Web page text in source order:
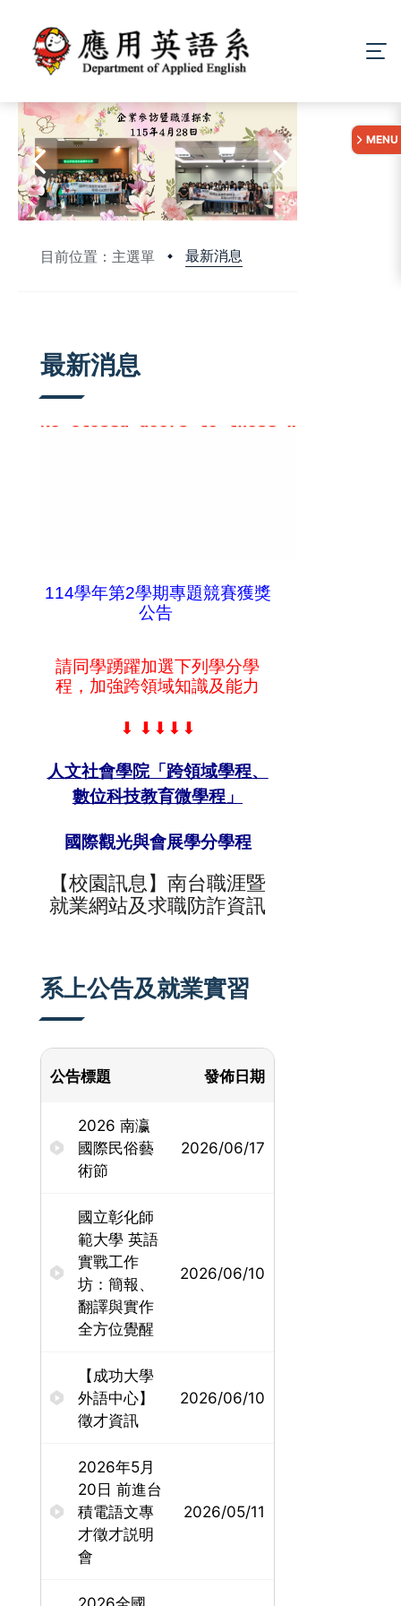
目前位置：主選單 最新消息
MENU
最新消息
114學年第2學期專題競賽獲獎
公告
請同學踴躍加選下列學分學
程，加強跨領域知識及能力
⬇ ⬇⬇⬇⬇
人文社會學院「跨領域學程、
數位科技教育微學程」
國際觀光與會展學分學程
【校園訊息】 南台職涯暨
就業網站及求職防詐資訊
系上公告及就業實習
公告標題 發佈日期
2026 南瀛
國際民俗藝
術節
2026/06/17
國立彰化師
範大學 英語
實戰工作
坊：簡報、
翻譯與實作
全方位覺醒
2026/06/10
【成功大學
外語中心】
徵才資訊
2026/06/10
2026年5月
20日 前進台
積電語文專
才徵才説明
會
2026/05/11